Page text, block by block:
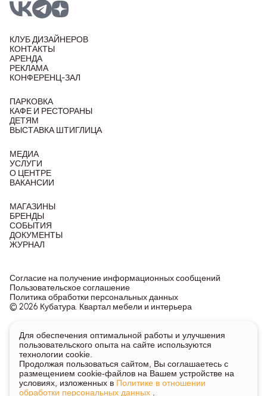
КЛУБ ДИЗАЙНЕРОВ
КОНТАКТЫ
АРЕНДА
РЕКЛАМА
КОНФЕРЕНЦ-ЗАЛ
ПАРКОВКА
КАФЕ И РЕСТОРАНЫ
ДЕТЯМ
ВЫСТАВКА ШТИГЛИЦА
МЕДИА
УСЛУГИ
О ЦЕНТРЕ
ВАКАНСИИ
МАГАЗИНЫ
БРЕНДЫ
СОБЫТИЯ
ДОКУМЕНТЫ
ЖУРНАЛ
© 2026 Кубатура. Квартал мебели и интерьера
Согласие на получение информационных сообщений
Пользовательское соглашение
Политика обработки персональных данных
Информация о товарах и ценах на сайте не является
публичной офертой, носит исключительно информационный
характер.
Для получения подробной информации о наличии и стоимости
указанных товаров и услуг напишите или позвоните нам.
Для обеспечения оптимальной работы и улучшения
пользовательского опыта на сайте используются
технологии cookie.
Продолжая пользоваться сайтом, Вы соглашаетесь с
размещением cookie-файлов на Вашем устройстве на
условиях, изложенных в Политике в отношении
обработки персональных данных